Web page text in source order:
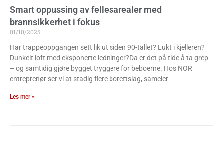
Smart oppussing av fellesarealer med
brannsikkerhet i fokus
01/10/2025
Har trappeoppgangen sett lik ut siden 90-tallet? Lukt i kjelleren?
Dunkelt loft med eksponerte ledninger?Da er det på tide å ta grep
– og samtidig gjøre bygget tryggere for beboerne. Hos NOR
entreprenør ser vi at stadig flere borettslag, sameier
Les mer »